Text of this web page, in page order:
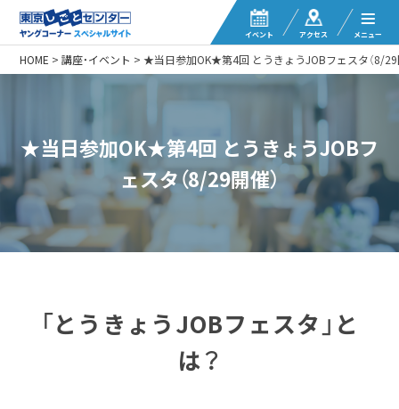
イベント アクセス メニュー
HOME >講座・イベント >★当日参加OK★第4回 とうきょうJOBフェスタ（8/29
★当日参加OK★第4回 とうきょうJOBフ
ェスタ（8/29開催）
「とうきょうJOBフェスタ」と
は？